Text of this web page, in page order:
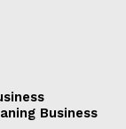
Business